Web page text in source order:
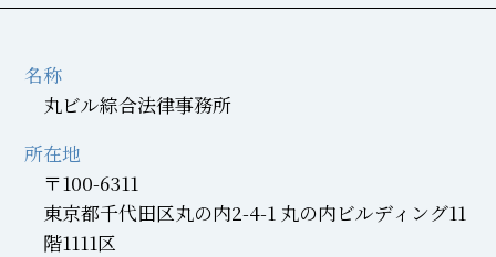
名称
丸ビル綜合法律事務所
所在地
〒100-6311
東京都千代田区丸の内2-4-1 丸の内ビルディング11
階1111区